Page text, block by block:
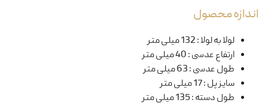
اندازه محصول
لولا به لولا:132 میلی متر
ارتفاع عدسی:40 میلی متر
طول عدسی:63 میلی متر
سایز پل:17 میلی متر
طول دسته:135 میلی متر